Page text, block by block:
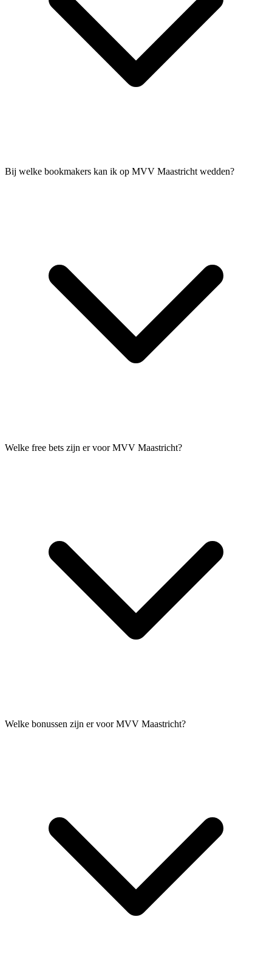
Bij welke bookmakers kan ik op MVV Maastricht wedden?
Welke free bets zijn er voor MVV Maastricht?
Welke bonussen zijn er voor MVV Maastricht?